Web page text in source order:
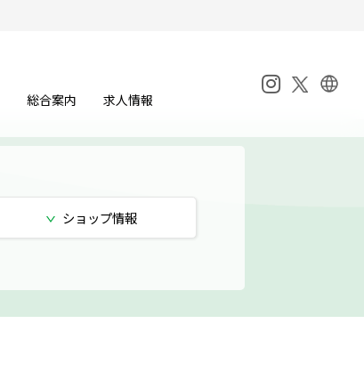
総合案内 求人情報
ショップ情報